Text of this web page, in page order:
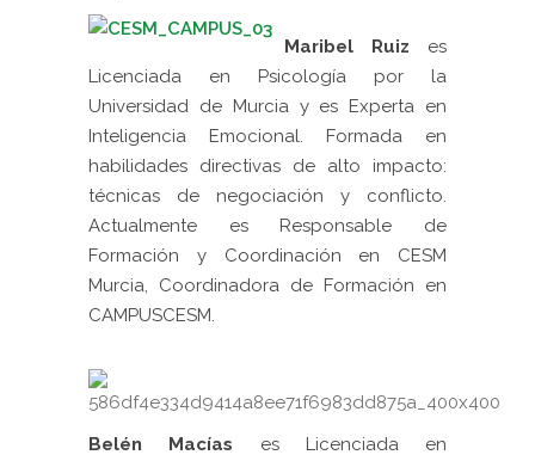
Maribel Ruiz es
Licenciada en Psicología por la
Universidad de Murcia y es Experta en
Inteligencia Emocional. Formada en
habilidades directivas de alto impacto:
técnicas de negociación y conflicto.
Actualmente es Responsable de
Formación y Coordinación en CESM
Murcia, Coordinadora de Formación en
CAMPUSCESM.
Belén Macías es Licenciada en